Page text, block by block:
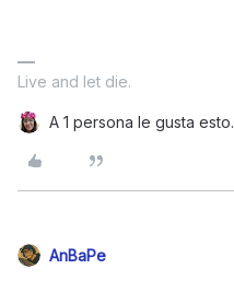
Live and let die.
A 1 persona le gusta esto.
AnBaPe